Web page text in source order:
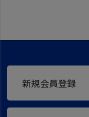
新規会員登録